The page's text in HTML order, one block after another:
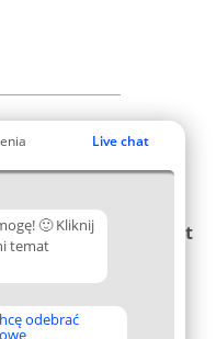
Live chat
🙂 Kliknij
temat
odebrać
Plebiscyt Kontakt